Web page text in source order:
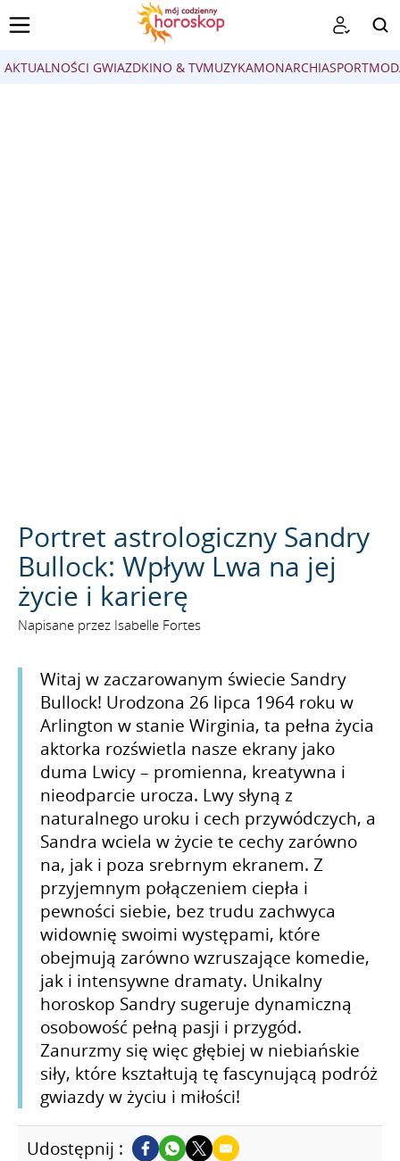
AKTUALNOŚCI GWIAZDKINO & TVMUZYKAMONARCHIASPORT
Portret astrologiczny Sandry
Bullock: Wpływ Lwa na jej
życie i karierę
Napisane przez Isabelle Fortes
Witaj w zaczarowanym świecie Sandry
Bullock! Urodzona 26 lipca 1964 roku w
Arlington w stanie Wirginia, ta pełna życia
aktorka rozświetla nasze ekrany jako
duma Lwicy – promienna, kreatywna i
nieodparcie urocza. Lwy słyną z
naturalnego uroku i cech przywódczych, a
Sandra wciela w życie te cechy zarówno
na, jak i poza srebrnym ekranem. Z
przyjemnym połączeniem ciepła i
pewności siebie, bez trudu zachwyca
widownię swoimi występami, które
obejmują zarówno wzruszające komedie,
jak i intensywne dramaty. Unikalny
horoskop Sandry sugeruje dynamiczną
osobowość pełną pasji i przygód.
Zanurzmy się więc głębiej w niebiańskie
siły, które kształtują tę fascynującą podróż
gwiazdy w życiu i miłości!
Udostępnij :